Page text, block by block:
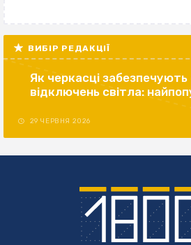
ВИБІР РЕДАКЦІЇ
Як черкасці забезпечують
відключень світла:
29 ЧЕРВНЯ 2026